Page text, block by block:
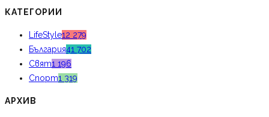
КАТЕГОРИИ
LifeStyle12 279
България41 702
Свят1 196
Спорт1 319
АРХИВ